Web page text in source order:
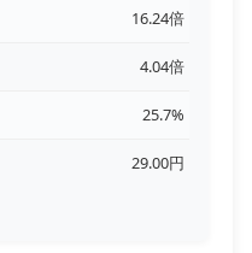
16.24倍
4.04倍
25.7%
29.00円